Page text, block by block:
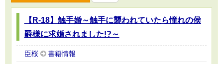
【R-18】触手婚～触手に襲われていたら憧れの侯
爵様に求婚されました!?～
臣桜 書籍情報